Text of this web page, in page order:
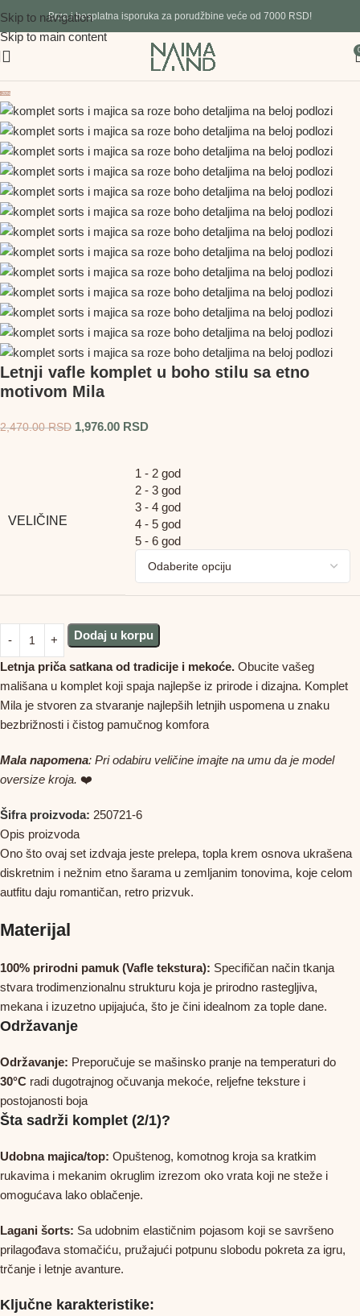
Skip to navigation
Skip to main content
Brza i besplatna isporuka za porudžbine veće od 7000 RSD!
-20%
Letnji vafle komplet u boho stilu sa etno
motivom Mila
2,470.00RSD 1,976.00 RSD
VELIČINE
1 - 2 god
2 - 3 god
3 - 4 god
4 - 5 god
5 - 6 god
Dodaj u korpu
Letnja priča satkana od tradicije i mekoće. Obucite vašeg
mališana u komplet koji spaja najlepše iz prirode i dizajna. Komplet
Mila je stvoren za stvaranje najlepših letnjih uspomena u znaku
bezbrižnosti i čistog pamučnog komfora
Mala napomena: Pri odabiru veličine imajte na umu da je model
oversize kroja. ❤️
Šifra proizvoda: 250721-6
Opis proizvoda
Ono što ovaj set izdvaja jeste prelepa, topla krem osnova ukrašena
diskretnim i nežnim etno šarama u zemljanim tonovima, koje celom
autfitu daju romantičan, retro prizvuk.
Materijal
100% prirodni pamuk (Vafle tekstura): Specifičan način tkanja
stvara trodimenzionalnu strukturu koja je prirodno rastegljiva,
mekana i izuzetno upijajuća, što je čini idealnom za tople dane.
Održavanje
Održavanje: Preporučuje se mašinsko pranje na temperaturi do
30°C radi dugotrajnog očuvanja mekoće, reljefne teksture i
postojanosti boja
Šta sadrži komplet (2/1)?
Udobna majica/top: Opuštenog, komotnog kroja sa kratkim
rukavima i mekanim okruglim izrezom oko vrata koji ne steže i
omogućava lako oblačenje.
Lagani šorts: Sa udobnim elastičnim pojasom koji se savršeno
prilagođava stomačiću, pružajući potpunu slobodu pokreta za igru,
trčanje i letnje avanture.
Ključne karakteristike: